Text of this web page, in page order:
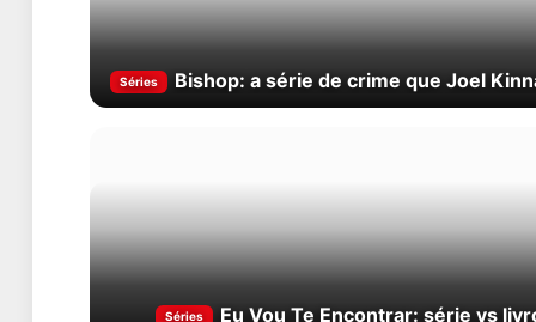
Séries Bishop: a série de crime que Joel
Séries Eu Vou Te Encontrar: série vs